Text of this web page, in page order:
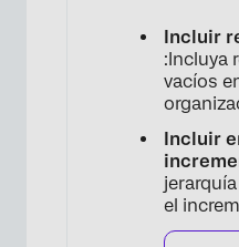
Incluir
:Incluya
vacíos
Incluir
el